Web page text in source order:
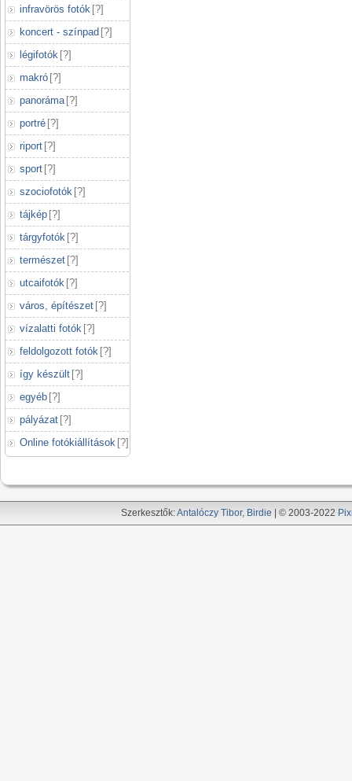
infravörös fotók [?]
koncert - színpad [?]
légifotók [?]
makró [?]
panoráma [?]
portré [?]
riport [?]
sport [?]
szociofotók [?]
tájkép [?]
tárgyfotók [?]
természet [?]
utcaifotók [?]
város, építészet [?]
vízalatti fotók [?]
feldolgozott fotók [?]
így készült [?]
egyéb [?]
pályázat [?]
Online fotókiállítások [?]
Szerkesztők:Antalóczy Tibor, Birdie | © 2003-2022